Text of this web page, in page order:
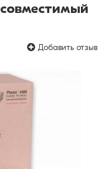
Добавить отзыв